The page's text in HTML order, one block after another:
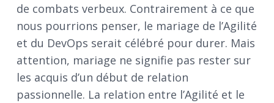
de combats verbeux. Contrairement à ce que
nous pourrions penser, le mariage de l’Agilité
et du DevOps serait célébré pour durer. Mais
attention, mariage ne signifie pas rester sur
les acquis d’un début de relation
passionnelle. La relation entre l’Agilité et le